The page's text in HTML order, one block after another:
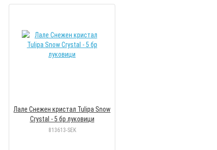
Лале Снежен кристал Tulipa Snow
Crystal - 5 бр луковици
813613-SEK